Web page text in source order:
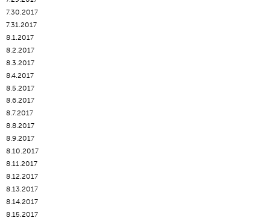
7.30.2017
7.31.2017
8.1.2017
8.2.2017
8.3.2017
8.4.2017
8.5.2017
8.6.2017
8.7.2017
8.8.2017
8.9.2017
8.10.2017
8.11.2017
8.12.2017
8.13.2017
8.14.2017
8.15.2017